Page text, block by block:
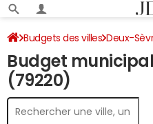
Budgets des villes Deux-
Budget
(79220)